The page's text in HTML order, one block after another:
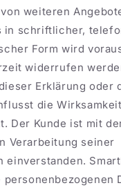
weiteren
in schriftlicher,
Form wird
widerrufen
Erklärung oder
die
Der Kunde ist mit
Verarbeitung seiner
einverstanden.